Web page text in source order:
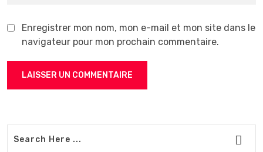
Enregistrer mon nom, mon e-mail et mon site dans le
navigateur pour mon prochain commentaire.